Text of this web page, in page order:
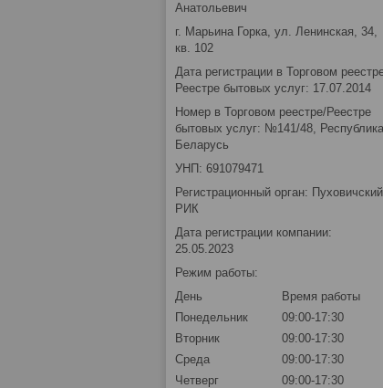
Анатольевич
г. Марьина Горка, ул. Ленинская, 34,
кв. 102
Дата регистрации в Торговом
Реестре бытовых услуг: 17.07.2014
Номер в Торговом реестре/Реестре
бытовых услуг: №141/48, Республика
Беларусь
УНП: 691079471
Регистрационный орган: Пуховичский
РИК
Дата регистрации компании:
25.05.2023
Режим работы:
День
Время работы
Понедельник
09:00-17:30
Вторник
09:00-17:30
Среда
09:00-17:30
Четверг
09:00-17:30